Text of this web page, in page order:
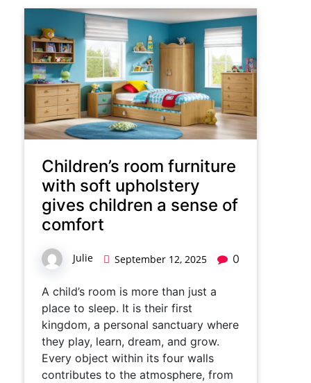
Children’s room furniture
with soft upholstery
gives children a sense of
comfort
Julie September 12, 2025 0
A child’s room is more than just a
place to sleep. It is their first
kingdom, a personal sanctuary where
they play, learn, dream, and grow.
Every object within its four walls
contributes to the atmosphere, from